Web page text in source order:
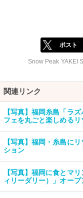
ポスト
Snow Peak YAKEI
関連リンク
【写真】福岡糸島「ラ
フェを丸ごと楽しめるリ
【写真】福岡・糸島に
ション
【写真】福岡に食とマ
ィリーダリー）」オープ